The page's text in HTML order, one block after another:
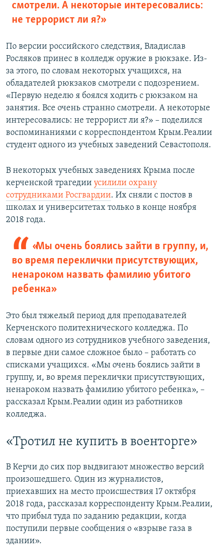
смотрели. А некоторые интересовались:
не террорист ли я?»
По версии российского следствия, Владислав
Росляков принес в колледж оружие в рюкзаке. Из-
за этого, по словам некоторых учащихся, на
обладателей рюкзаков смотрели с подозрением.
«Первую неделю я боялся ходить с рюкзаком на
занятия. Все очень странно смотрели. А некоторые
интересовались: не террорист ли я?» – поделился
воспоминаниями с корреспондентом Крым.Реалии
студент одного из учебных заведений Севастополя.
В некоторых учебных заведениях Крыма после
керченской трагедии усилили охрану
сотрудниками Росгвардии. Их сняли с постов в
школах и университетах только в конце ноября
2018 года.
«Мы очень боялись зайти в группу, и,
во время переклички присутствующих,
ненароком назвать фамилию убитого
ребенка»
Это был тяжелый период для преподавателей
Керченского политехнического колледжа. По
словам одного из сотрудников учебного заведения,
в первые дни самое сложное было – работать со
списками учащихся. «Мы очень боялись зайти в
группу, и, во время переклички присутствующих,
ненароком назвать фамилию убитого ребенка», –
рассказал Крым.Реалии один из работников
колледжа.
«Тротил не купить в военторге»
В Керчи до сих пор выдвигают множество версий
произошедшего. Один из журналистов,
приехавших на место происшествия 17 октября
2018 года, рассказал корреспонденту Крым.Реалии,
что прибыл туда по заданию редакции, когда
поступили первые сообщения о «взрыве газа в
здании».